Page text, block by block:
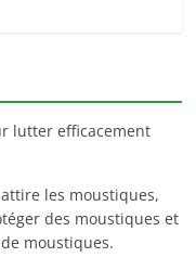
lutter efficacement
les moustiques,
des moustiques et
moustiques.